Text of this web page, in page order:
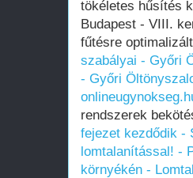
tökéletes hűsítés
Budapest - VIII.
fűtésre
szabályai - Győri
- Győri
rendszerek
fejezet kezdődik -
lomtalanítással! -
környékén -